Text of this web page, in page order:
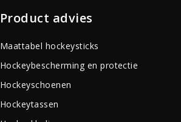
Product advies
Maattabel hockeysticks
Hockeybescherming en protectie
Hockeyschoenen
Hockeytassen